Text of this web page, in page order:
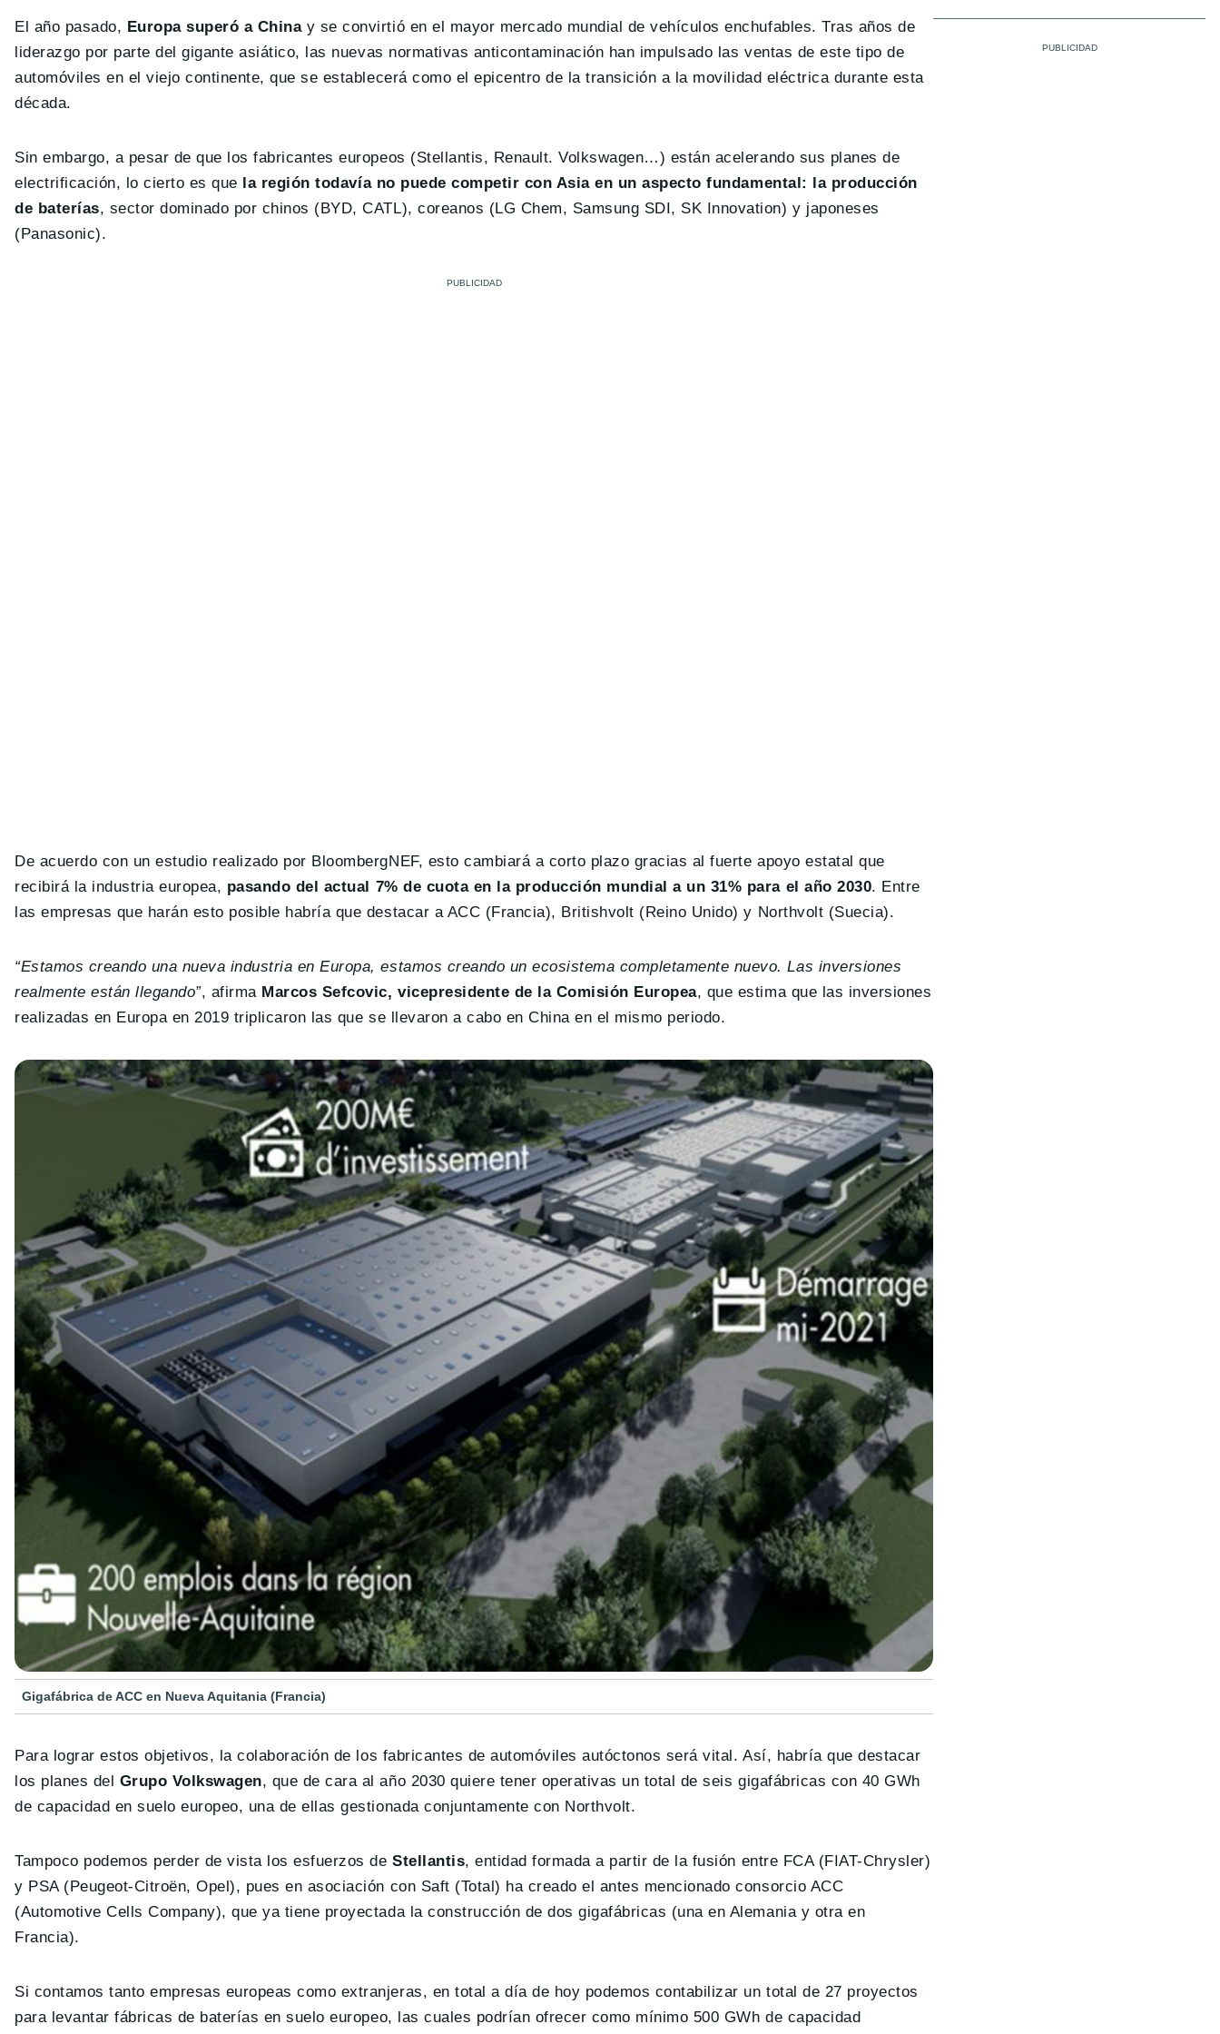
El año pasado, Europa superó a Chinay se convirtió en el mayor mercado mundial de vehículos enchufables. Tras años de
liderazgo por parte del gigante asiático, las nuevas normativas anticontaminación han impulsado las ventas de este tipo de
automóviles en el viejo continente, que se establecerá como el epicentro de la transición a la movilidad eléctrica durante esta
década.
Sin embargo, a pesar de que los fabricantes europeos (Stellantis, Renault. Volkswagen…) están acelerando sus planes de
electrificación, lo cierto es que la región todavía no puede competir con Asia en un aspecto fundamental: la producción
de baterías, sector dominado por chinos (BYD, CATL), coreanos (LG Chem, Samsung SDI, SK Innovation) y japoneses
(Panasonic).
De acuerdo con un estudio realizado por BloombergNEF, esto cambiará a corto plazo gracias al fuerte apoyo estatal que
recibirá la industria europea, pasando del actual 7% de cuota en la producción mundial a un 31% para el año 2030. Entre
las empresas que harán esto posible habría que destacar a ACC (Francia), Britishvolt (Reino Unido) y Northvolt (Suecia).
“Estamos creando una nueva industria en Europa, estamos creando un ecosistema completamente nuevo. Las inversiones
realmente están llegando”, afirma Marcos Sefcovic, vicepresidente de la Comisión Europea, que estima que las inversiones
realizadas en Europa en 2019 triplicaron las que se llevaron a cabo en China en el mismo periodo.
Gigafábrica de ACC en Nueva Aquitania (Francia)
Para lograr estos objetivos, la colaboración de los fabricantes de automóviles autóctonos será vital. Así, habría que destacar
los planes del Grupo Volkswagen, que de cara al año 2030 quiere tener operativas un total de seis gigafábricas con 40 GWh
de capacidad en suelo europeo, una de ellas gestionada conjuntamente con Northvolt.
Tampoco podemos perder de vista los esfuerzos de Stellantis, entidad formada a partir de la fusión entre FCA (FIAT-Chrysler)
y PSA (Peugeot-Citroën, Opel), pues en asociación con Saft (Total) ha creado el antes mencionado consorcio ACC
(Automotive Cells Company), que ya tiene proyectada la construcción de dos gigafábricas (una en Alemania y otra en
Francia).
Si contamos tanto empresas europeas como extranjeras, en total a día de hoy podemos contabilizar un total de 27 proyectos
para levantar fábricas de baterías en suelo europeo, las cuales podrían ofrecer como mínimo 500 GWh de capacidad